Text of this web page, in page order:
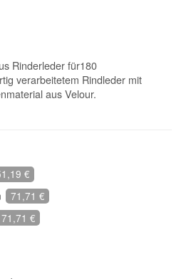
Rinderleder für180
verarbeitetem Rindleder mit
aus Velour.
€
71,71 €
71,71 €